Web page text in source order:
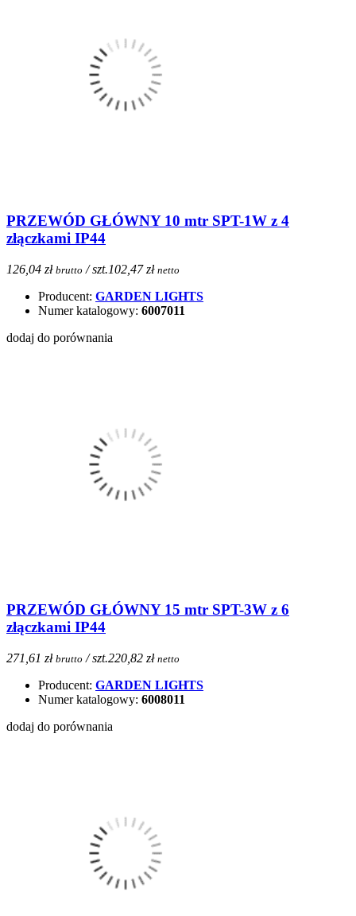
PRZEWÓD GŁÓWNY 10 mtr SPT-1W z 4
złączkami IP44
126,04 zł brutto / szt.102,47 zł netto
Producent: GARDEN LIGHTS
Numer katalogowy: 6007011
dodaj do porównania
PRZEWÓD GŁÓWNY 15 mtr SPT-3W z 6
złączkami IP44
271,61 zł brutto / szt.220,82 zł netto
Producent: GARDEN LIGHTS
Numer katalogowy: 6008011
dodaj do porównania